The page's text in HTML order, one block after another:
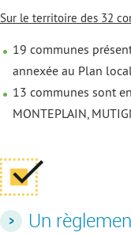
Sur le territoire des 32
19 communes
annexée au Plan
13 communes sont
MONTEPLAIN,
Un